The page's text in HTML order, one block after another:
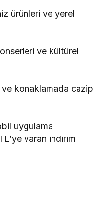
ürünleri ve yerel
ve kültürel
ve konaklamada cazip
uygulama
varan indirim